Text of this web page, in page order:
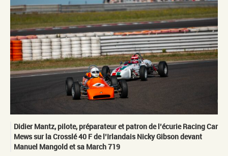
Didier Mantz, pilote, préparateur et patron de l’écurie Racing Car
Mews sur la Crosslé 40 F de l’Irlandais Nicky Gibson devant
Manuel Mangold et sa March 719